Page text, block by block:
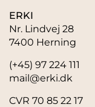
ERKI
Nr. Lindvej 28
7400 Herning
(+45) 97 224 111
mail@erki.dk
CVR 70 85 22 17